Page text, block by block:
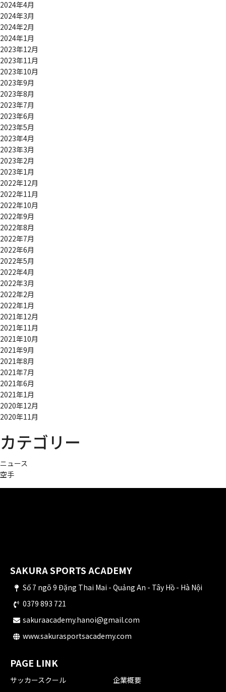
2024年4月
2024年3月
2024年2月
2024年1月
2023年12月
2023年11月
2023年10月
2023年9月
2023年8月
2023年7月
2023年6月
2023年5月
2023年4月
2023年3月
2023年2月
2023年1月
2022年12月
2022年11月
2022年10月
2022年9月
2022年8月
2022年7月
2022年6月
2022年5月
2022年4月
2022年3月
2022年2月
2022年1月
2021年12月
2021年11月
2021年10月
2021年9月
2021年8月
2021年7月
2021年6月
2021年1月
2020年12月
2020年11月
カテゴリー
ニュース
空手
SAKURA SPORTS ACADEMY
Số 7 ngõ 9 Đặng Thai Mai - Quảng An - Tây Hồ - Hà Nội
0379 893 721
sakuraacademy.hanoi@gmail.com
www.sakurasportsacademy.com
PAGE LINK
サッカースクール
企業概要